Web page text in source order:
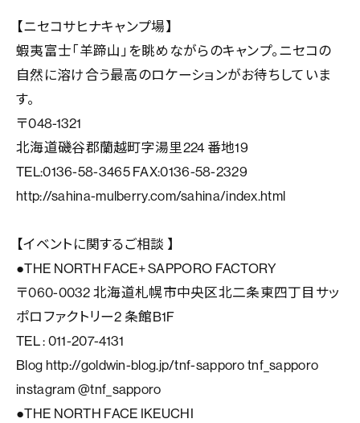
【ニセコサヒナキャンプ場】
蝦夷富士「羊蹄山」を眺めながらのキャンプ。ニセコの
自然に溶け合う最高のロケーションがお待ちしていま
す。
〒048-1321
北海道磯谷郡蘭越町字湯里224 番地19
TEL:0136-58-3465 FAX:0136-58-2329
http://sahina-mulberry.com/sahina/index.html
【イベントに関するご相談 】
●THE NORTH FACE+ SAPPORO FACTORY
〒060-0032 北海道札幌市中央区北二条東四丁目サッ
ポロファクトリー2 条館B1F
TEL : 011-207-4131
Blog http://goldwin-blog.jp/tnf-sapporo tnf_sapporo
instagram @tnf_sapporo
●THE NORTH FACE IKEUCHI